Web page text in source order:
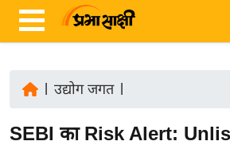
ज़ा
उद्योग जगत|
SEBI का Risk Alert: